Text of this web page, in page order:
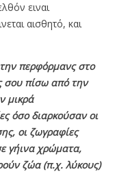
ειναι
αισθητό, και
περφόρμανς στο
σου πίσω από την
μικρά
όσο διαρκούσαν οι
οι ζωγραφίες
γήινα χρώματα,
ζώα (π.χ. λύκους)